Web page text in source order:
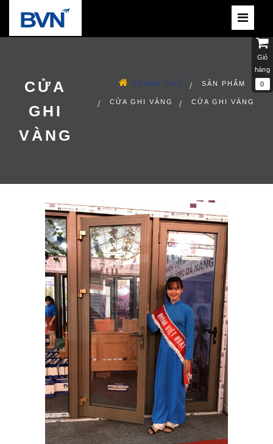
Giỏ
hàng
0
CỬA
GHI
VÀNG
TRANG CHỦ SẢN PHẨM
CỬA GHI VÀNG CỬA GHI VÀNG